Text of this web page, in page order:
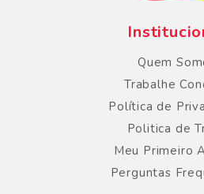
Quem
Trabalhe
Política de
Politica de
Meu Primeiro
Perguntas